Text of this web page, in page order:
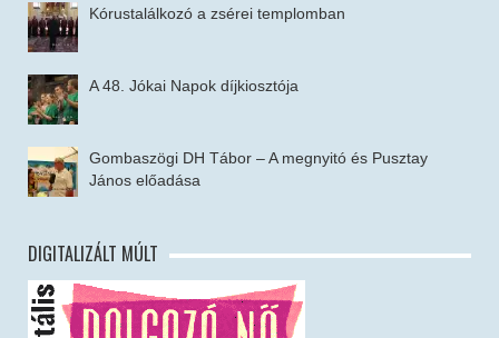
Kórustalálkozó a zsérei templomban
A 48. Jókai Napok díjkiosztója
Gombaszögi DH Tábor – A megnyitó és Pusztay
János előadása
DIGITALIZÁLT MÚLT